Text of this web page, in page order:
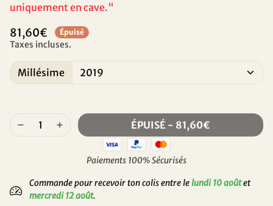
uniquement en cave."
81,60€ Épuisé
Taxes incluses.
Millésime
ÉPUISÉ - 81,60€
Paiements 100% Sécurisés
Commande pour recevoir ton colis entre lelundi 10 aoûtet
mercredi 12 août.